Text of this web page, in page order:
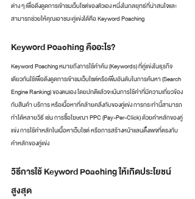
ต่าง ๆ เพื่อดึงดูดการเข้าชมเว็บไซต์ของตัวเอง หนึ่งในกลยุทธ์ที่น่าสนใจและ
สามารถช่วยให้คุณเอาชนะคู่แข่งได้คือ Keyword Poaching
Keyword Poaching คืออะไร?
Keyword Poaching หมายถึงการใช้คำค้น (Keywords) ที่คู่แข่งในธุรกิจ
เดียวกันใช้เพื่อดึงดูดการเข้าชมเว็บไซต์หรือเพิ่มอันดับในการค้นหา (Search
Engine Ranking) ของตนเอง โดยปกติแล้วจะเน้นการใช้คำที่มีความเกี่ยวข้อง
กับสินค้า บริการ หรือเนื้อหาที่คล้ายคลึงกับของคู่แข่ง การกระทำนี้สามารถ
ทำได้หลายวิธี เช่น การซื้อโฆษณา PPC (Pay-Per-Click) ด้วยคำหลักของคู่
แข่ง การใช้คำหลักในเนื้อหาเว็บไซต์ หรือการสร้างหน้าแลนดิ้งเพจที่ตรงกับ
คำหลักของคู่แข่ง
วิธีการใช้ Keyword Poaching ให้เกิดประโยชน์
สูงสุด